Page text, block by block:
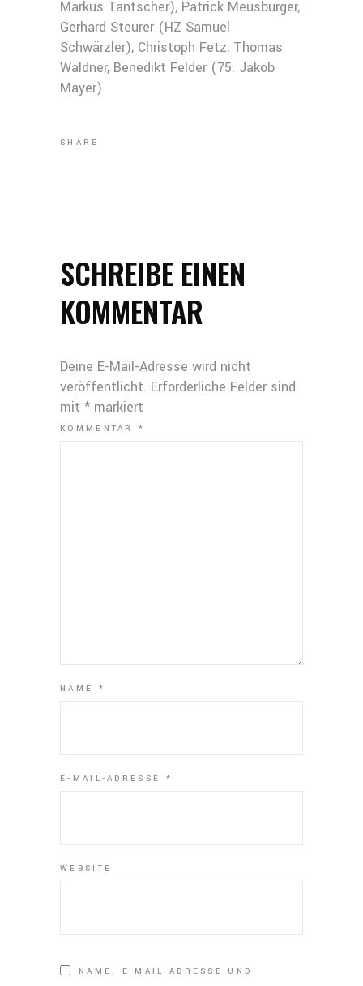
Markus Tantscher), Patrick Meusburger,
Gerhard Steurer (HZ Samuel
Schwärzler), Christoph Fetz, Thomas
Waldner, Benedikt Felder (75. Jakob
Mayer)
SHARE
SCHREIBE EINEN
KOMMENTAR
Deine E-Mail-Adresse wird nicht
veröffentlicht. Erforderliche Felder sind
mit * markiert
KOMMENTAR*
NAME *
E-MAIL-ADRESSE *
WEBSITE
NAME, E-MAIL-ADRESSE UND